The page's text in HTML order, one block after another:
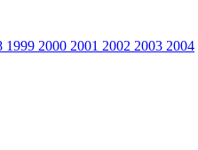
1999 2000 2001 2002 2003 2004